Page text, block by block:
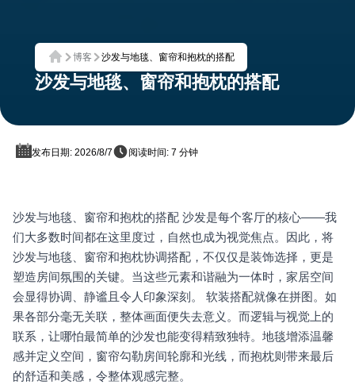
首页
博客 沙发与地毯、窗帘和抱枕的搭配
沙发与地毯、窗帘和抱枕的搭配
发布日期: 2026/8/7 阅读时间: 7 分钟
沙发与地毯、窗帘和抱枕的搭配 沙发是每个客厅的核心——我
们大多数时间都在这里度过，自然也成为视觉焦点。因此，将
沙发与地毯、窗帘和抱枕协调搭配，不仅仅是装饰选择，更是
塑造房间氛围的关键。当这些元素和谐融为一体时，家居空间
会显得协调、静谧且令人印象深刻。 软装搭配就像在拼图。如
果各部分毫无关联，整体画面便失去意义。而逻辑与视觉上的
联系，让哪怕最简单的沙发也能变得精致独特。地毯增添温馨
感并定义空间，窗帘勾勒房间轮廓和光线，而抱枕则带来最后
的舒适和美感，令整体观感完整。